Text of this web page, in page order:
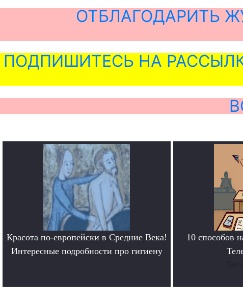
ОТБЛАГОДАРИТЬ
ПОДПИШИТЕСЬ НА
Красота по-европейски в Средние Века!
Интересные подробности про гигиену
10 способов